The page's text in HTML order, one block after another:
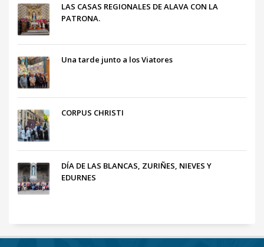
LAS CASAS REGIONALES DE ALAVA CON LA
PATRONA.
Una tarde junto a los Viatores
CORPUS CHRISTI
DÍA DE LAS BLANCAS, ZURIÑES, NIEVES Y
EDURNES